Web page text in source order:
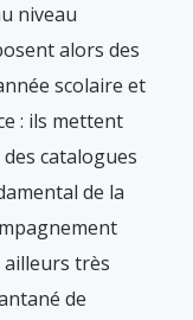
niveau
alors des
scolaire et
: ils mettent
catalogues
de la
très
de